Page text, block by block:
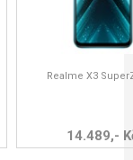
Realme X3
14.489,-